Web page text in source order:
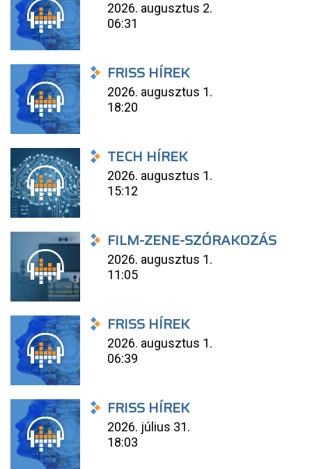
2026. augusztus 2.
06:31
FRISS HÍREK
2026. augusztus 1.
18:20
TECH HÍREK
2026. augusztus 1.
15:12
FILM-ZENE-SZÓRAKOZÁS
2026. augusztus 1.
11:05
FRISS HÍREK
2026. augusztus 1.
06:39
FRISS HÍREK
2026. július 31.
18:03